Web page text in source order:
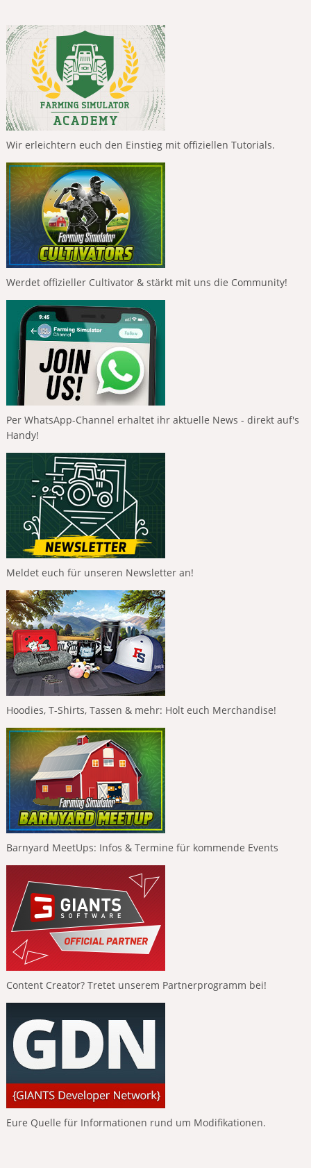
Wir erleichtern euch den Einstieg mit offiziellen Tutorials.
Werdet offizieller Cultivator & stärkt mit uns die Community!
Per WhatsApp-Channel erhaltet ihr aktuelle News - direkt auf's
Handy!
Meldet euch für unseren Newsletter an!
Hoodies, T-Shirts, Tassen & mehr: Holt euch Merchandise!
Barnyard MeetUps: Infos & Termine für kommende Events
Content Creator? Tretet unserem Partnerprogramm bei!
Eure Quelle für Informationen rund um Modifikationen.